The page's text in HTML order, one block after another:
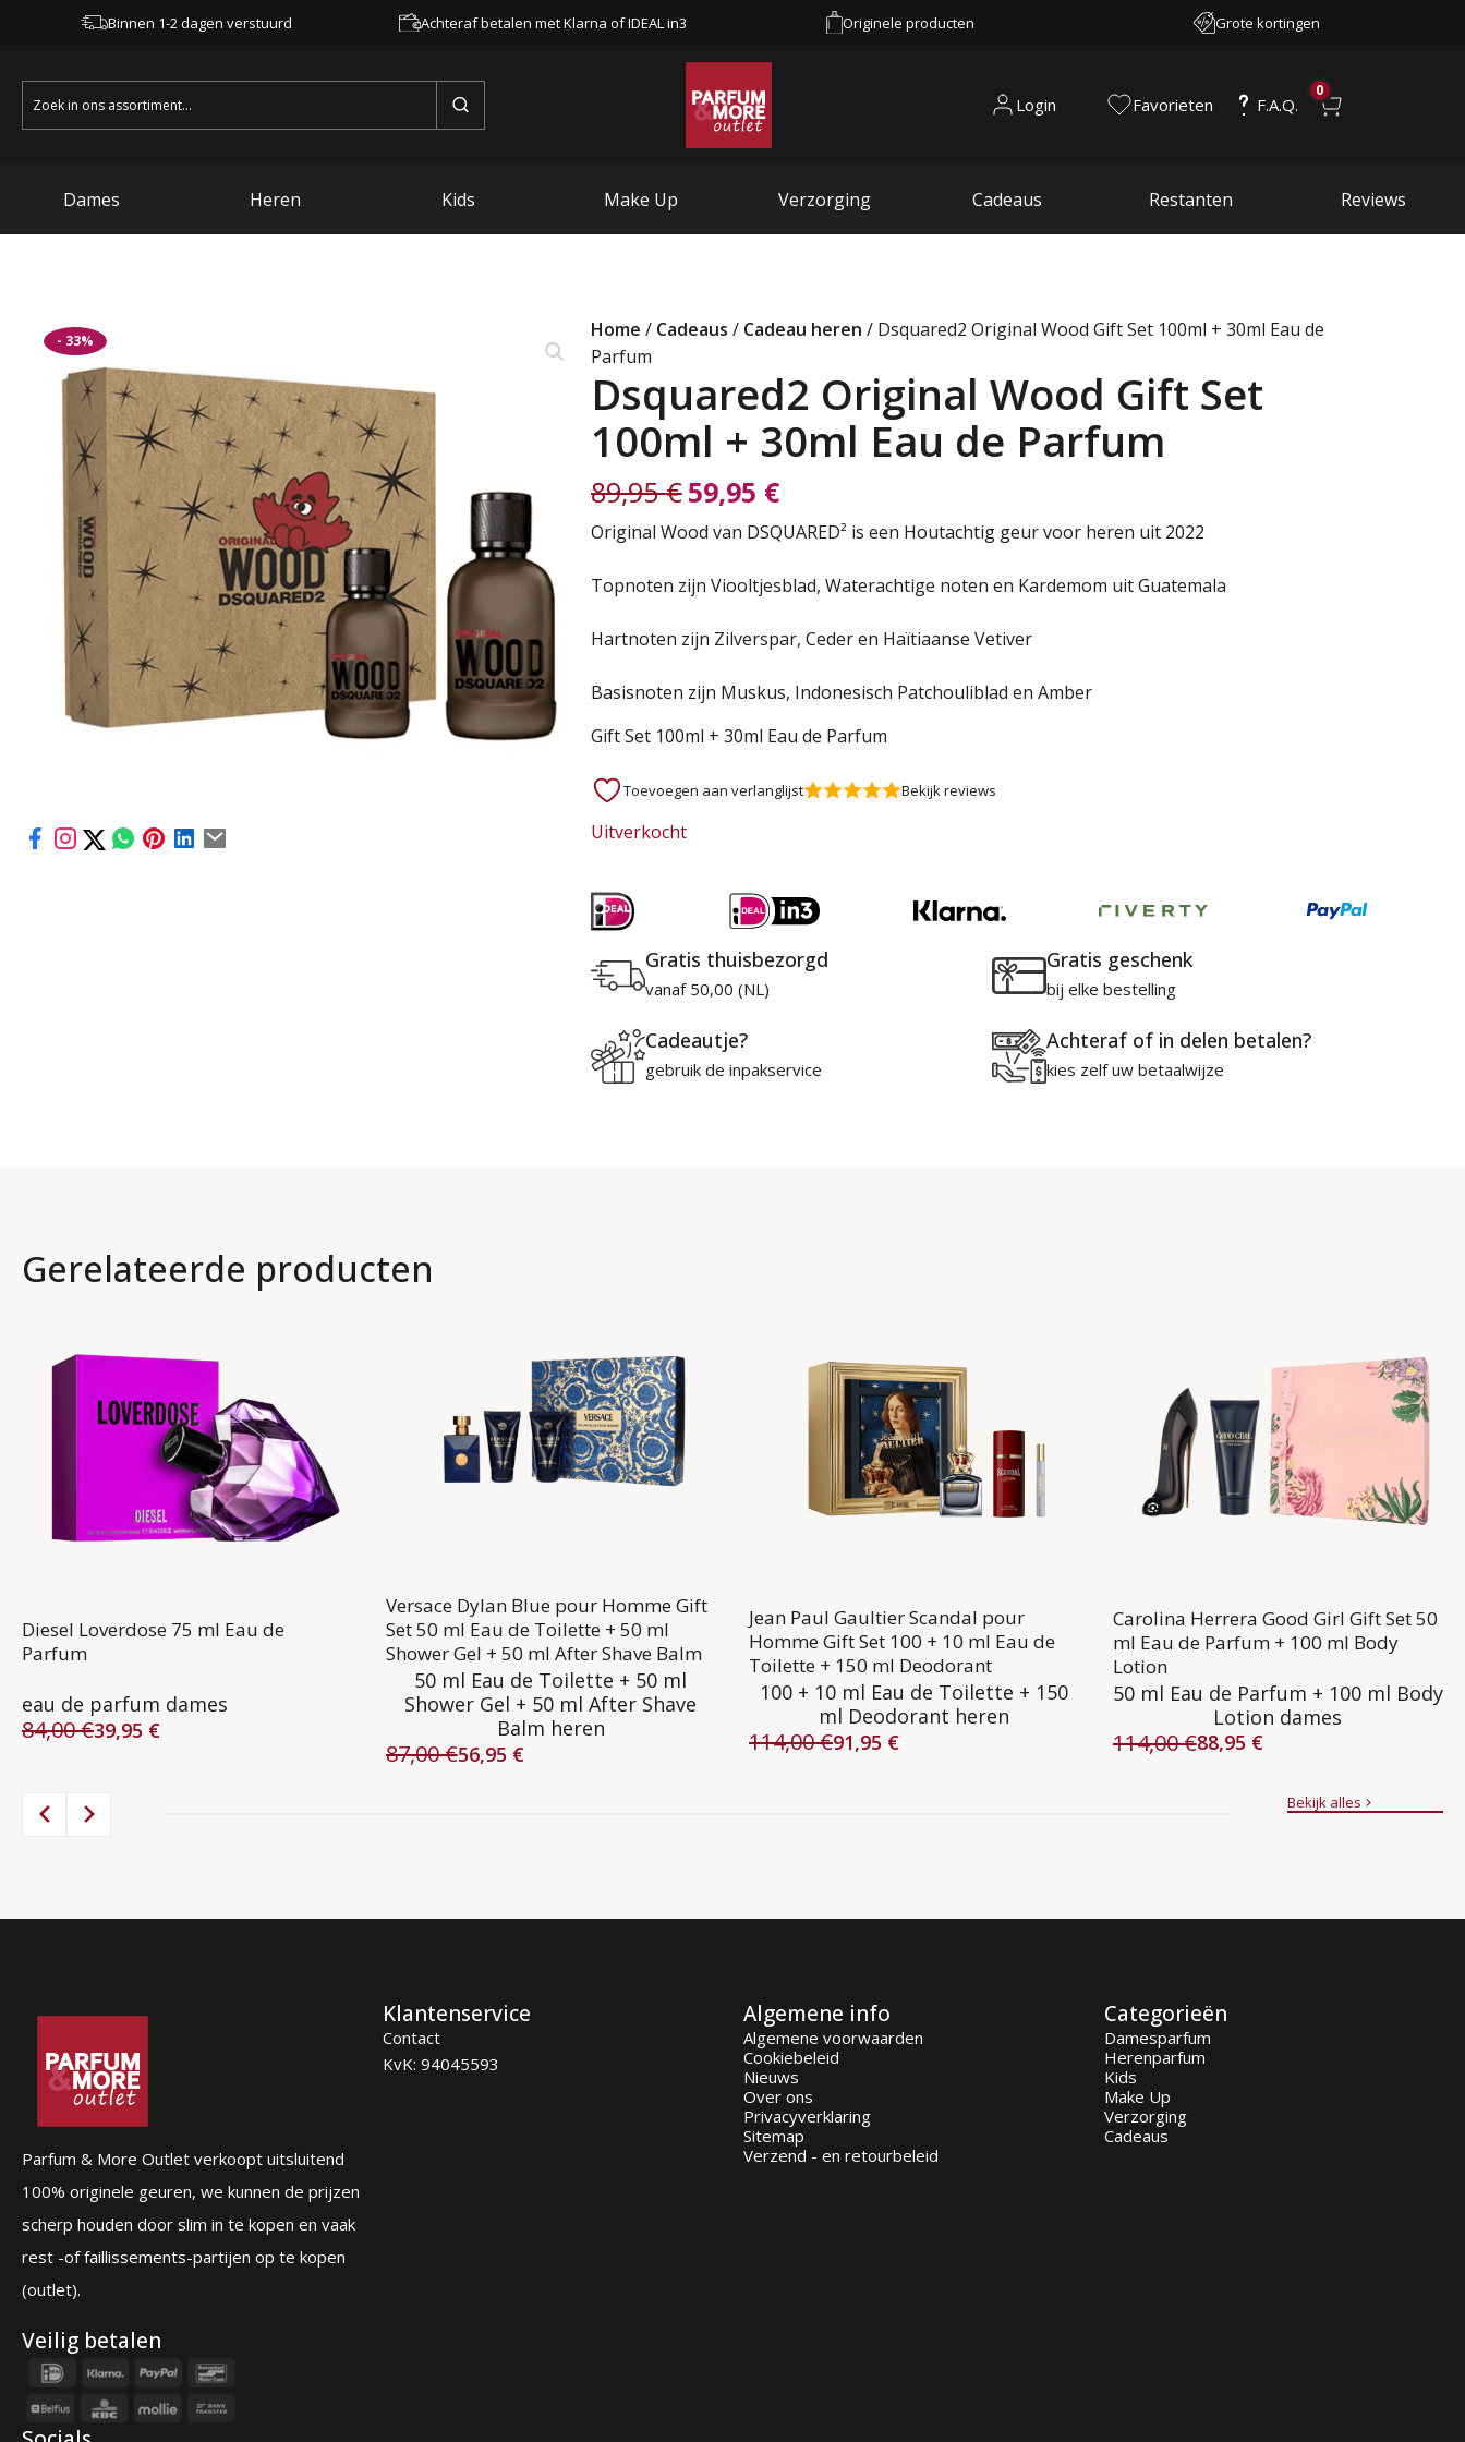
Binnen 1-2 dagen verstuurd Achteraf betalen met Klarna of IDEAL in3 Originele producten Grote kortingen
Zoeken
naar:
Login Favorieten F.A.Q.
0
Dames Heren Kids Make Up Verzorging Cadeaus Restanten Reviews
- 33% Home / Cadeaus / Cadeau heren / Dsquared2 Original Wood Gift Set 100ml + 30ml Eau de
Parfum
Dsquared2 Original Wood Gift Set
100ml + 30ml Eau de Parfum
89,95€
Oorspronkelijke
prijs
was:
89,95 €.
59,95 €
Huidige
prijs
is:
59,95 €.
Original Wood van DSQUARED² is een Houtachtig geur voor heren uit 2022
Topnoten zijn Viooltjesblad, Waterachtige noten en Kardemom uit Guatemala
Hartnoten zijn Zilverspar, Ceder en Haïtiaanse Vetiver
Basisnoten zijn Muskus, Indonesisch Patchouliblad en Amber
Gift Set 100ml + 30ml Eau de Parfum
Toevoegen aan verlanglijst Bekijk reviews
Uitverkocht
Gratis thuisbezorgd
vanaf 50,00 (NL)
Gratis geschenk
bij elke bestelling
Cadeautje?
gebruik de inpakservice
Achteraf of in delen betalen?
kies zelf uw betaalwijze
Gerelateerde producten
Diesel Loverdose 75 ml Eau de
Parfum
eau de parfum dames
84,00€
Oorspronkelijke
84,00 €.
39,95 €
Huidige
39,95 €.
Versace Dylan Blue pour Homme Gift
Set 50 ml Eau de Toilette + 50 ml
Shower Gel + 50 ml After Shave Balm
50 ml Eau de Toilette + 50 ml
Shower Gel + 50 ml After Shave
Balm heren
87,00€
Oorspronkelijke
56,95 €
Huidige
Jean Paul Gaultier Scandal pour
Homme Gift Set 100 + 10 ml Eau de
Toilette + 150 ml Deodorant
100 + 10 ml Eau de Toilette + 150
ml Deodorant heren
114,00€
Oorspronkelijke
91,95 €
Huidige
Carolina Herrera Good Girl Gift Set 50
ml Eau de Parfum + 100 ml Body
Lotion
50 ml Eau de Parfum + 100 ml Body
Lotion dames
114,00€
Oorspronkelijke
88,95 €
Huidige
Bekijk alles
Parfum & More Outlet verkoopt uitsluitend
100% originele geuren, we kunnen de prijzen
scherp houden door slim in te kopen en vaak
rest -of faillissements-partijen op te kopen
(outlet).
Klantenservice
Contact
KvK: 94045593
Algemene info
Algemene voorwaarden
Cookiebeleid
Nieuws
Over ons
Privacyverklaring
Sitemap
Verzend - en retourbeleid
Categorieën
Damesparfum
Herenparfum
Kids
Make Up
Verzorging
Cadeaus
Veilig betalen